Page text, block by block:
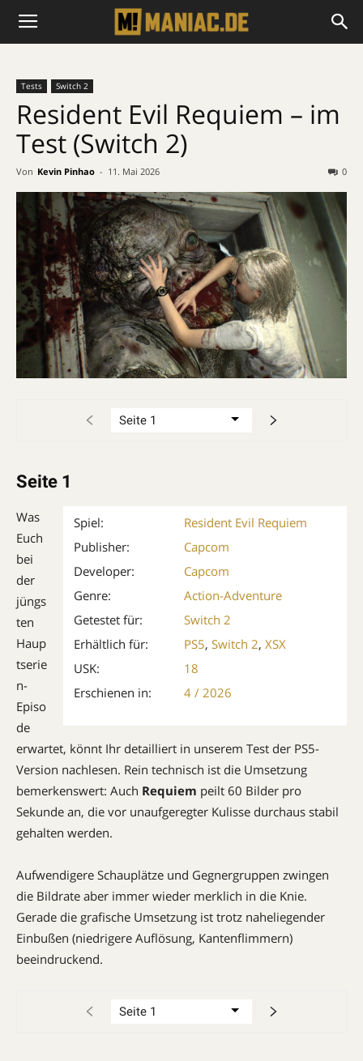
Tests Switch 2
Resident Evil Requiem – im
Test (Switch 2)
Von Kevin Pinhao - 11. Mai 2026 0
Seite 1
Spiel:
Resident Evil Requiem
Publisher:
Capcom
Developer:
Capcom
Genre:
Action-Adventure
Getestet für:
Switch 2
Erhältlich für:
PS5, Switch 2, XSX
USK:
18
Erschienen in:
4 / 2026
Was
Euch
bei
der
jüngs
ten
Haup
tserie
n-
Episo
de
erwartet, könnt Ihr detailliert in unserem Test der PS5-
Version nachlesen. Rein technisch ist die Umsetzung
bemerkenswert: Auch Requiem peilt 60 Bilder pro
Sekunde an, die vor unaufgeregter Kulisse durchaus stabil
gehalten werden.
Aufwendigere ­Schauplätze und ­Gegnergruppen zwingen
die Bildrate aber immer wieder merklich in die Knie.
Gerade die grafische Umsetzung ist trotz ­naheliegender
Einbußen (niedrigere Auflösung, Kantenflimmern)
beeindruckend.